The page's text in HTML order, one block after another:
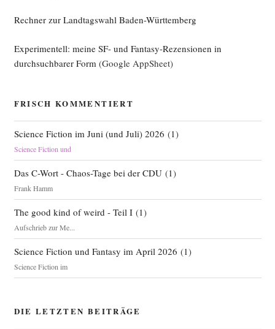
Rechner zur Landtagswahl Baden-Württemberg
Experimentell: meine SF- und Fantasy-Rezensionen in
durchsuchbarer Form (Google AppSheet)
FRISCH KOMMENTIERT
Science Fiction im Juni (und Juli) 2026 (1)
Science Fiction und
Das C-Wort - Chaos-Tage bei der CDU(1)
Frank Hamm
The good kind of weird - Teil I(1)
Aufschrieb zur Me...
Science Fiction und Fantasy im April 2026 (1)
Science Fiction im
DIE LETZTEN BEITRÄGE